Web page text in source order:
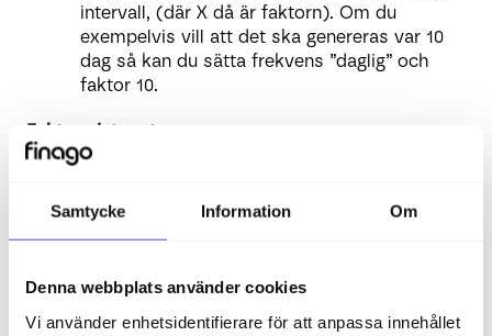
Samtycke Information Om
Denna webbplats använder cookies
Vi använder enhetsidentifierare för att anpassa innehållet
intervall, (där X då är faktorn). Om du
exempelvis vill att det ska genereras var 10
dag så kan du sätta frekvens ”daglig” och
faktor 10.
Fakturadatum typ:
Nästa datum (innan förskjutning)
Fakturadatum = nästa datum (tar inte
Första datum efter förskjutning
Fakturadatum = nästa datum + eventuell